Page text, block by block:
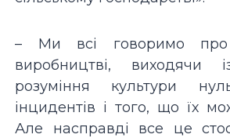
– Ми всі говоримо про
виробництві, виходячи
розуміння культури
інцидентів і того, що їх
Але насправді все це